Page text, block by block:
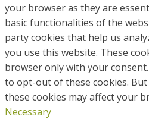
your browser as they are
basic functionalities of the
party cookies that help us
you use this website. These
browser only with your
to opt-out of these cookies.
these cookies may affect your
Necessary